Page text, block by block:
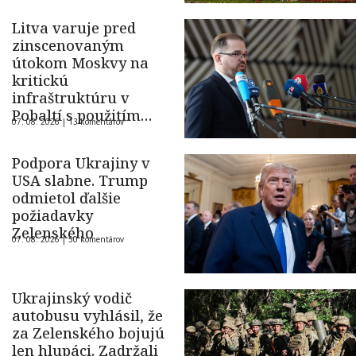
Litva varuje pred
zinscenovaným
útokom Moskvy na
kritickú
infraštruktúru v
Pobaltí s použitím
ukrajinského dronu
07. 08. 2026 |13 komentárov
Podpora Ukrajiny v
USA slabne. Trump
odmietol ďalšie
požiadavky
Zelenského
07. 08. 2026 |50 komentárov
Ukrajinský vodič
autobusu vyhlásil, že
za Zelenského bojujú
len hlupáci. Zadržali